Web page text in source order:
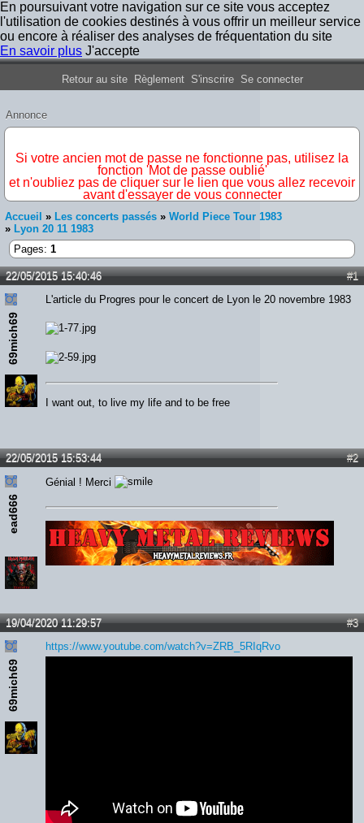
En poursuivant votre navigation sur ce site vous acceptez
l'utilisation de cookies destinés à vous offrir un meilleur service
ou encore à réaliser des analyses de fréquentation du site
En savoir plus J'accepte
Forum Iron Maiden France
Retour au site Règlement S'inscrire Se connecter
Annonce
Si votre ancien mot de passe ne fonctionne pas, utilisez la
fonction 'Mot de passe oublié'
et n'oubliez pas de cliquer sur le lien que vous allez recevoir
avant d'essayer de vous connecter
Accueil » Les concerts passés » World Piece Tour 1983
» Lyon 20 11 1983
Pages: 1
#1
22/05/2015 15:40:46
69mich69
L'article du Progres pour le concert de Lyon le 20 novembre 1983
I want out, to live my life and to be free
#2
22/05/2015 15:53:44
ead666
Génial ! Merci
#3
19/04/2020 11:29:57
69mich69
https://www.youtube.com/watch?v=ZRB_5RIqRvo